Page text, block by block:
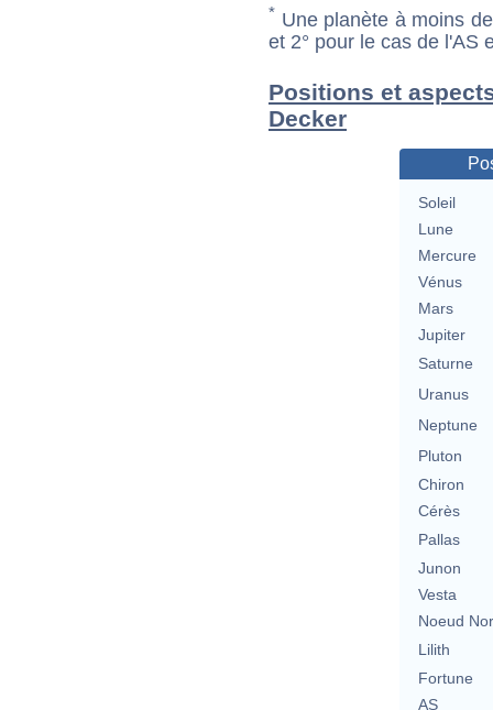
* Une planète à moins
et 2° pour le cas de l'AS
Positions et
Decker
Soleil
Lune
Mercure
Vénus
Mars
Jupiter
Saturne
Uranus
Neptune
Pluton
Chiron
Cérès
Pallas
Junon
Vesta
Noeud
Lilith
Fortune
AS